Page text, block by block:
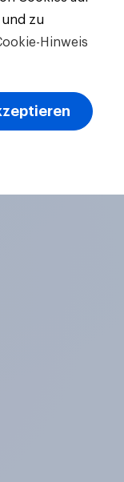
und zu
Hinweis